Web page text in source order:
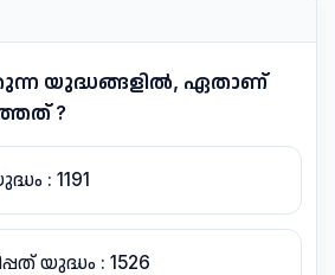
യുദ്ധങ്ങളിൽ, ഏതാണ്
?
: 1191
യുദ്ധം : 1526